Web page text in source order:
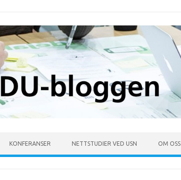
KONFERANSER NETTSTUDIER VED USN OM OSS